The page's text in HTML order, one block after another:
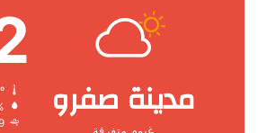
مدينة صفرو
غيوم متفرقة